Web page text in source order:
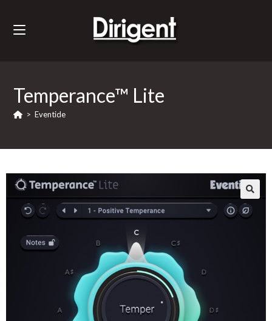
Temperance™ Lite
> Eventide